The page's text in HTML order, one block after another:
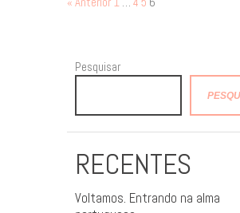
Pesquisar
RECENTES
Voltamos. Entrando na alma